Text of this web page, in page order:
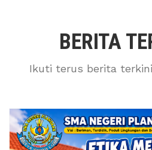
BERITA
Ikuti terus berita